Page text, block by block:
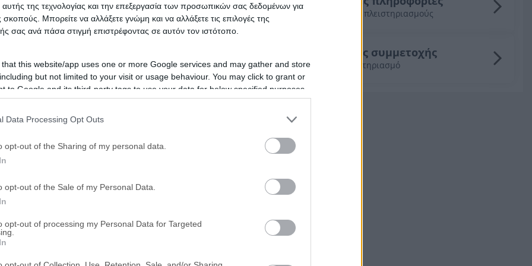
της τεχνολογίας και την επεξεργασία των προσωπικών σας δεδομένων για
Μπορείτε να αλλάξετε γνώμη και να αλλάξετε τις επιλογές της
σας ανά πάσα στιγμή επιστρέφοντας σε αυτόν τον ιστότοπο.
that this website/app uses one or more Google services and may gather and store
but not limited to your visit or usage behaviour. You may click to grant or
to Google and its third-party tags to use your data for below specified purposes
consent section.
Data Processing Opt Outs
opt-out of the Sharing of my personal data.
opt-out of the Sale of my Personal Data.
opt-out of processing my Personal Data for Targeted
για τους πλειστηριασμούς
Οδηγός συμμετοχής
σε πλειστηριασμό